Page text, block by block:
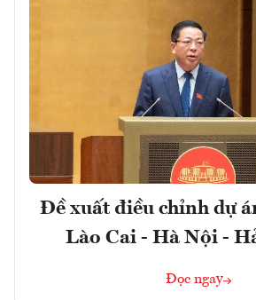
Đề xuất điều chỉnh dự
Lào Cai - Hà Nội -
Đọc ngay